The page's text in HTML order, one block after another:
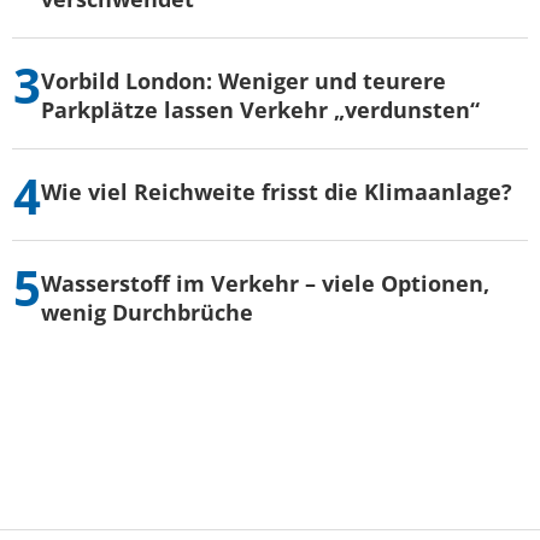
Vorbild London: Weniger und teurere
Parkplätze lassen Verkehr „verdunsten“
Wie viel Reichweite frisst die Klimaanlage?
Wasserstoff im Verkehr – viele Optionen,
wenig Durchbrüche